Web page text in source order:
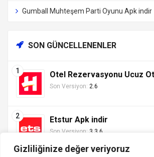
Gizliliğinize değer veriyoruz
Gumball Muhteşem Parti Oyunu Apk indir
SON GÜNCELLENENLER
Otel Rezervasyonu Ucuz
Son Versiyon: 2.6
Etstur Apk indir
Son Versiyon: 3.3.6